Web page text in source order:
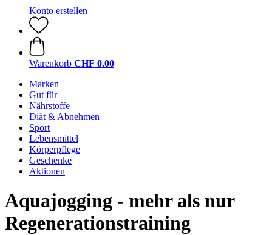
Konto erstellen
Warenkorb CHF 0.00
Marken
Gut für
Nährstoffe
Diät & Abnehmen
Sport
Lebensmittel
Körperpflege
Geschenke
Aktionen
Aquajogging - mehr als nur
Regenerationstraining